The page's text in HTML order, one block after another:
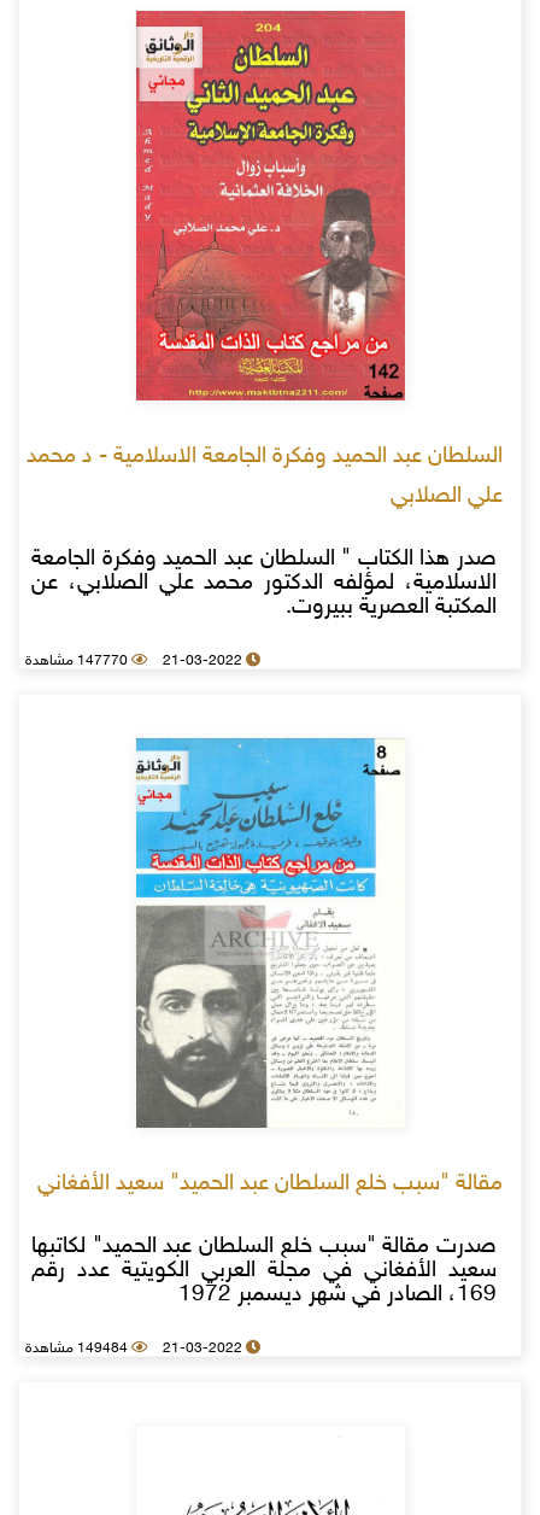
السلطان عبد الحميد وفكرة الجامعة الاسلامية - د محمد
علي الصلابي
صدر هذا الكتاب " السلطان عبد الحميد وفكرة الجامعة
الاسلامية، لمؤلفه الدكتور محمد علي الصلابي، عن
المكتبة العصرية ببيروت.
21-03-2022 147770 مشاهدة
مقالة "سبب خلع السلطان عبد الحميد" سعيد الأفغاني
صدرت مقالة "سبب خلع السلطان عبد الحميد" لكاتبها
سعيد الأفغاني في مجلة العربي الكويتية عدد رقم
169، الصادر في شهر ديسمبر 1972
21-03-2022 149484 مشاهدة